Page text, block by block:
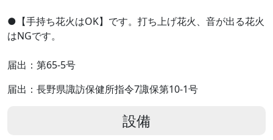
●【手持ち花火はOK】です。打ち上げ花火、音が出る花火
はNGです。
届出：第65-5号
届出：長野県諏訪保健所指令7諏保第10-1号
設備